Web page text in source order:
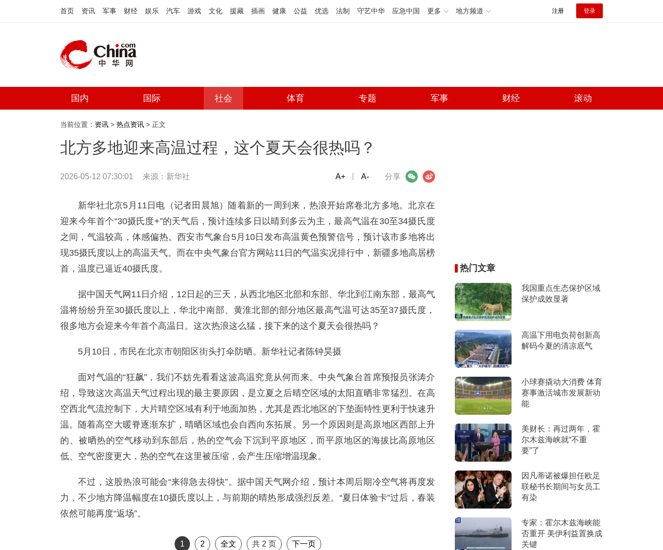
首页 资讯 军事 财经 娱乐 汽车 游戏 文化 援藏 插画 健康 公益 优选 法制 守艺中华 应急中国 更多 地方频道 注册 登录
国内 国际 社会 体育 专题 军事 财经 滚动
当前位置： 资讯 > 热点资讯 > 正文
北方多地迎来高温过程，这个夏天会很热吗？
2026-05-12 07:30:01 来源： 新华社 分享
微信 微博
A+ A-
新华社北京5月11日电（记者田晨旭）随着新的一周到来，热浪开始席卷北方多地。北京在
迎来今年首个“30摄氏度+”的天气后，预计连续多日以晴到多云为主，最高气温在30至34摄氏度
之间，气温较高，体感偏热。西安市气象台5月10日发布高温黄色预警信号，预计该市多地将出
现35摄氏度以上的高温天气。而在中央气象台官方网站11日的气温实况排行中，新疆多地高居榜
首，温度已逼近40摄氏度。
据中国天气网11日介绍，12日起的三天，从西北地区北部和东部、华北到江南东部，最高气
温将纷纷升至30摄氏度以上，华北中南部、黄淮北部的部分地区最高气温可达35至37摄氏度，
很多地方会迎来今年首个高温日。这次热浪这么猛，接下来的这个夏天会很热吗？
5月10日，市民在北京市朝阳区街头打伞防晒。新华社记者陈钟昊摄
面对气温的“狂飙”，我们不妨先看看这波高温究竟从何而来。中央气象台首席预报员张涛介
绍，导致这次高温天气过程出现的最主要原因，是立夏之后晴空区域的太阳直晒非常猛烈。在高
空西北气流控制下，大片晴空区域有利于地面加热，尤其是西北地区的下垫面特性更利于快速升
温。随着高空大暖脊逐渐东扩，晴晒区域也会自西向东拓展。另一个原因则是高原地区西部上升
的、被晒热的空气移动到东部后，热的空气会下沉到平原地区，而平原地区的海拔比高原地区
低、空气密度更大，热的空气在这里被压缩，会产生压缩增温现象。
不过，这股热浪可能会“来得急去得快”。据中国天气网介绍，预计本周后期冷空气将再度发
力，不少地方降温幅度在10摄氏度以上，与前期的晴热形成强烈反差。“夏日体验卡”过后，春装
依然可能再度“返场”。
1 2 全文 共2 页 下一页
热门文章
我国重点生态保护区域
保护成效显著
高温下用电负荷创新高
解码今夏的清凉底气
小球赛撬动大消费 体育
赛事激活城市发展新动
能
美财长：再过两年，霍
尔木兹海峡就“不重
要”了
因凡蒂诺被爆担任欧足
联秘书长期间与女员工
有染
专家：霍尔木兹海峡能
否重开 美伊利益置换成
关键